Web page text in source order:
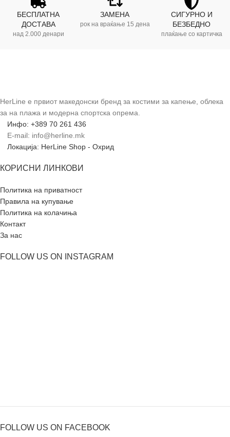
БЕСПЛАТНА
ДОСТАВА
над 2.000 денари
ЗАМЕНА
рок на враќање 15 дена
СИГУРНО И
БЕЗБЕДНО
плаќање со картичка
HerLine е првиот македонски бренд за костими за капење, облека
за на плажа и модерна спортска опрема.
Инфо: +389 70 261 436
E-mail: info@herline.mk
Локација: HerLine Shop - Охрид
КОРИСНИ ЛИНКОВИ
Политика на приватност
Правила на купување
Политика на колачиња
Контакт
За нас
FOLLOW US ON INSTAGRAM
FOLLOW US ON FACEBOOK